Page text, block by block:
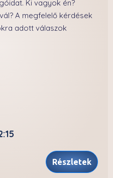
Ki vagyok én?
A megfelelő kérdések
adott válaszok
Részletek